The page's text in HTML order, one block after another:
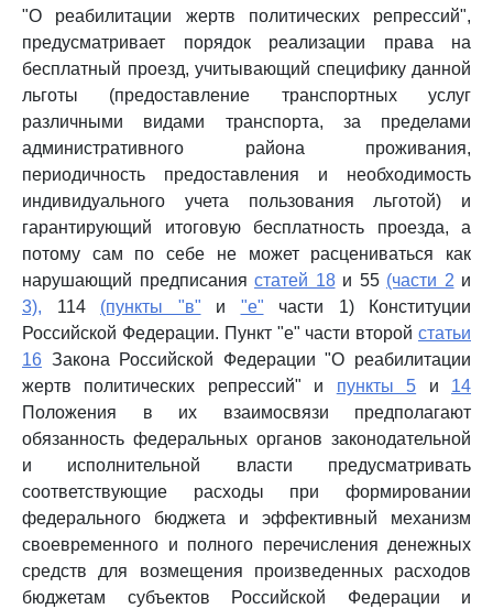
"О реабилитации жертв политических репрессий",
предусматривает порядок реализации права на
бесплатный проезд, учитывающий специфику данной
льготы (предоставление транспортных услуг
различными видами транспорта, за пределами
административного района проживания,
периодичность предоставления и необходимость
индивидуального учета пользования льготой) и
гарантирующий итоговую бесплатность проезда, а
потому сам по себе не может расцениваться как
нарушающий предписания статей 18и 55 (части 2 и
3), 114 (пункты "в" и "е" части 1) Конституции
Российской Федерации. Пункт "е" части второй статьи
16 Закона Российской Федерации "О реабилитации
жертв политических репрессий" и пункты 5 и 14
Положения в их взаимосвязи предполагают
обязанность федеральных органов законодательной
и исполнительной власти предусматривать
соответствующие расходы при формировании
федерального бюджета и эффективный механизм
своевременного и полного перечисления денежных
средств для возмещения произведенных расходов
бюджетам субъектов Российской Федерации и